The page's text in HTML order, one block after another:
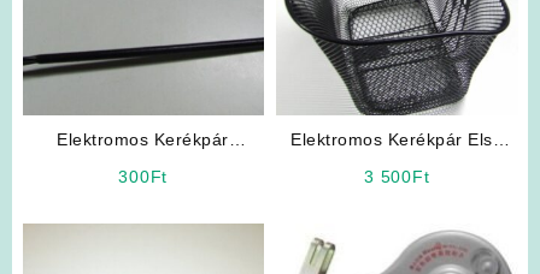
Elektromos Kerékpár
300Ft
Elektromos Kerékpár Első
3 500Ft